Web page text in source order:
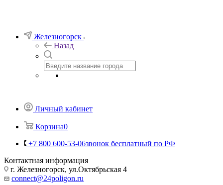
Железногорск
Назад
Личный кабинет
Корзина0
+7 800 600-53-06звонок бесплатный по РФ
Контактная информация
г. Железногорск, ул.Октябрьская 4
connect@24poligon.ru